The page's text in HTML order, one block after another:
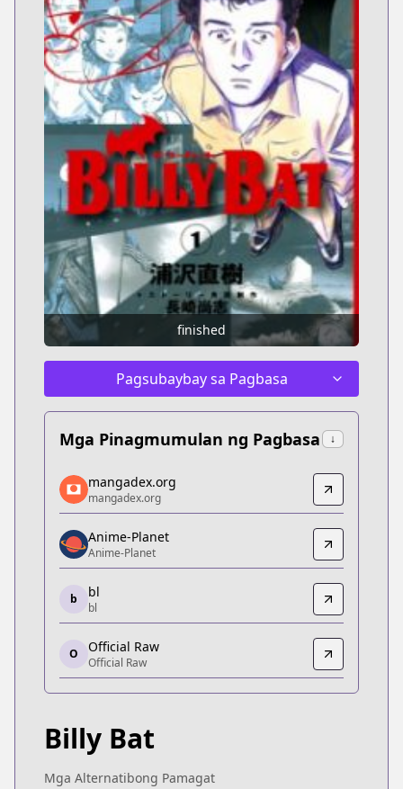
finished
Pagsubaybay sa Pagbasa
Mga Pinagmumulan ng Pagbasa ↓
mangadex.org
mangadex.org
https://mangadex.org/title/e5357466-c8a2-4259-
Anime-Planet
Anime-Planet
https://www.anime-planet.com/manga/billy-bat
bl
1120181
Official Raw
Official Raw
Kitsu
Kitsu
https://kitsu.app/manga/20913
mangadex.org
mangadex.org
Anime-Planet
Anime-Planet
b bl
bl
O Official Raw
Official Raw
Billy Bat
Mga Alternatibong Pamagat